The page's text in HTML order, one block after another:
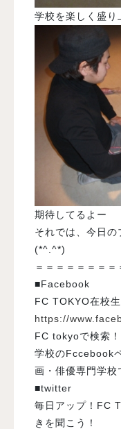
学校を楽しく盛り
期待してるよー
それでは、今日
(*^.^*)
＝＝＝＝＝＝＝＝
■Facebook
FC TOKYO在校
https://
FC tokyoで検索！
学校のFccebook
画・俳優専門学校
■twitter
毎日アップ！FC
きを聞こう！